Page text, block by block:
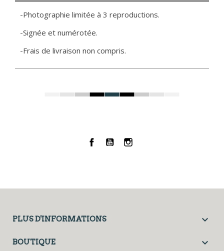
-Photographie limitée à 3 reproductions.
-Signée et numérotée.
-Frais de livraison non compris.
Facebook
YouTubeInstagram
PLUS D'INFORMATIONS 
BOUTIQUE 